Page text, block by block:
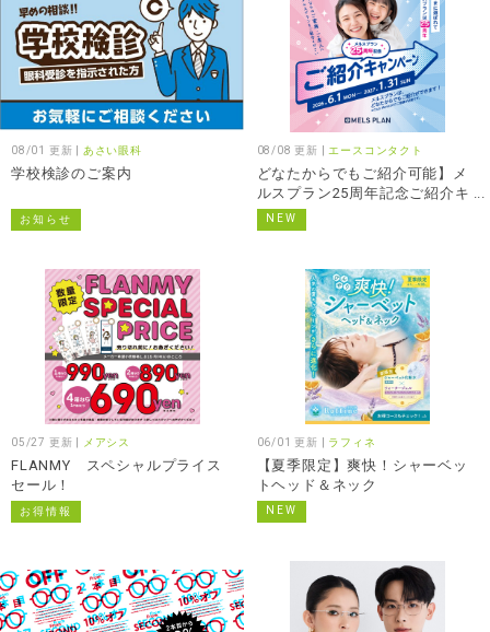
08/01 更新 | あさい眼科
学校検診のご案内
お知らせ
08/08 更新 | エースコンタクト
どなたからでもご紹介可能】メ
ルスプラン25周年記念ご紹介キ
ャンペーン
NEW
05/27 更新 | メアシス
FLANMY スペシャルプライス
セール！
お得情報
06/01 更新 | ラフィネ
【夏季限定】爽快！シャーベッ
トヘッド＆ネック
NEW